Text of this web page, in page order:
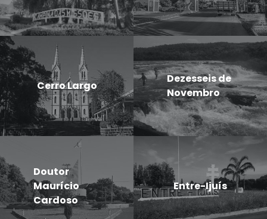
Cerro Largo
Dezesseis de
Novembro
Doutor
Maurício
Cardoso
Entre-Ijuís